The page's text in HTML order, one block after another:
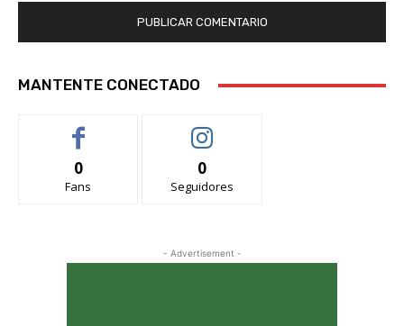
MANTENTE CONECTADO
0
Fans
0
Seguidores
- Advertisement -